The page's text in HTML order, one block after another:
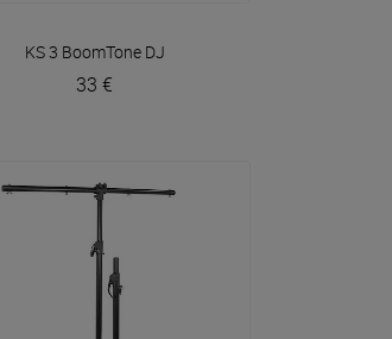
VOIR EN DÉTAIL
KS 3 BoomTone DJ
33 €